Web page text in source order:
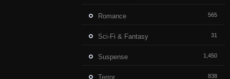
Romance 565
Sci-Fi & Fantasy 31
Suspense 1,450
Terror 838